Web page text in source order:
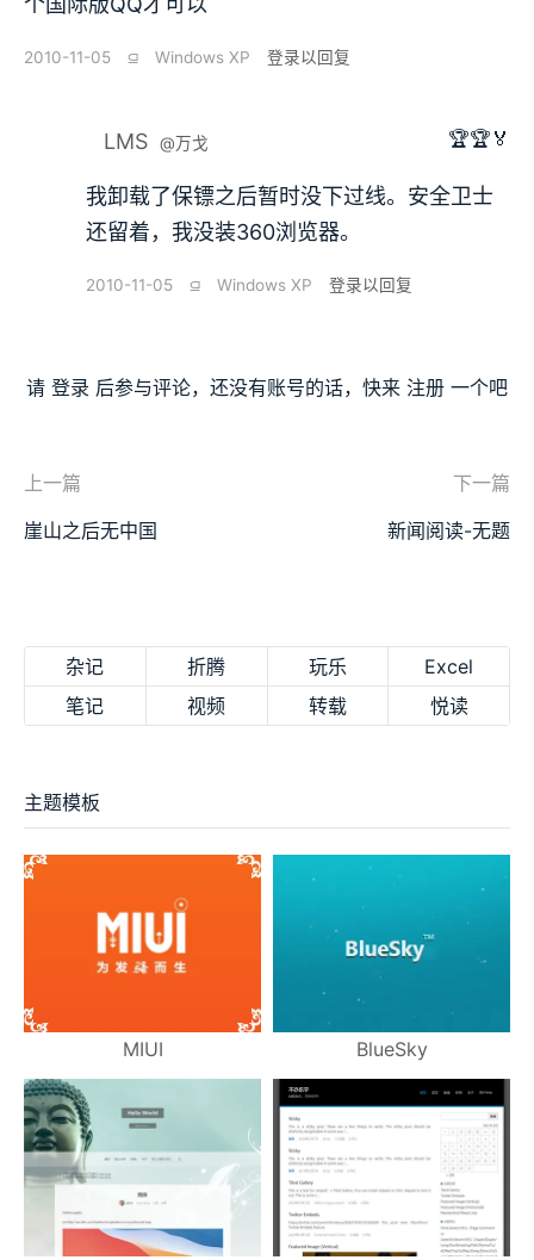
2010-11-05 ⫑ Windows XP 登录以回复
LMS @万戈 🏆🏆🏅
我卸载了保镖之后暂时没下过线。安全卫士
还留着，我没装360浏览器。
2010-11-05 ⫑ Windows XP 登录以回复
请 登录 后参与评论，还没有账号的话，快来 注册 一个吧
上一篇
崖山之后无中国
下一篇
新闻阅读-无题
杂记 折腾 玩乐
Excel
笔记
视频 转载 悦读
主题模板
MIUI BlueSky